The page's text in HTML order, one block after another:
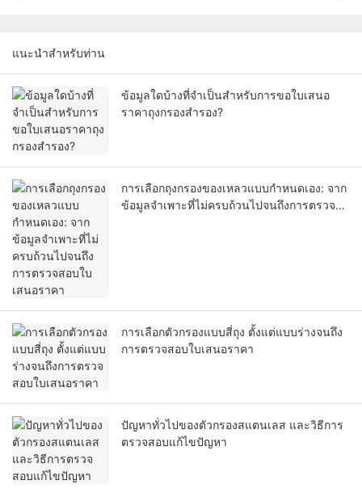
แนะนำสำหรับท่าน
ข้อมูลใดบ้างที่จำเป็นสำหรับการขอใบเสนอ
ราคาถุงกรองสำรอง?
การเลือกถุงกรองของเหลวแบบกำหนดเอง: จาก
ข้อมูลจำเพาะที่ไม่ครบถ้วนไปจนถึงการตรวจ
การเลือกตัวกรองแบบสี่ถุง ตั้งแต่แบบร่างจนถึง
การตรวจสอบใบเสนอราคา
ปัญหาทั่วไปของตัวกรองสแตนเลส และวิธีการ
ตรวจสอบแก้ไขปัญหา